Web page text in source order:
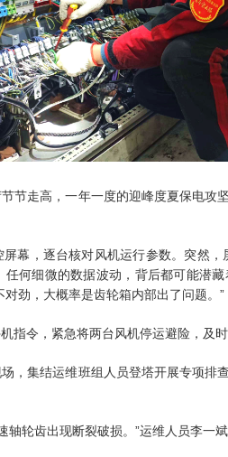
节走高，一年一度的迎峰度夏保电
幕，逐台核对风机运行参数。突然
何细微的数据波动，背后都可能潜
劲，大概率是齿轮箱内部出了问题。”
指令，紧急将两台风机停运避险，及
，集结运维班组人员登塔开展专项
轮齿出现断裂破损。”运维人员李一斌